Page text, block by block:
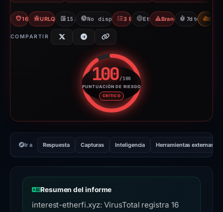
16/94 VTURLQuery: 2 detections
15/04/2026No disponible desde 22/04/2026
3 BlocklistsEthereumBrand Impersonation
7d to CDN
COMPARTIR
100/100
PUNTUACIÓN DE RIESGO
CRÍTICO
Puntuación de riesgo: 100
Ir a Respuesta Capturas Inteligencia Herramientas externas
Resumen del informe
interest-etherfi.xyz: VirusTotal registra 16